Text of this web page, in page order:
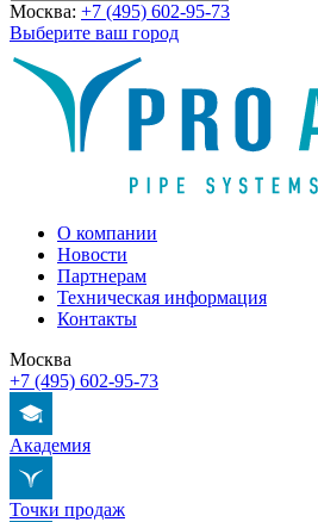
Москва: +7 (495) 602-95-73
Выберите ваш город
О компании
Новости
Партнерам
Техническая информация
Контакты
Москва
+7 (495) 602-95-73
Академия
Точки продаж